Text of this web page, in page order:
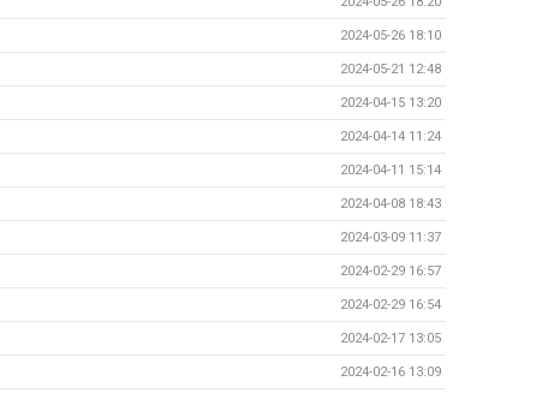
2024-05-26 18:10
2024-05-21 12:48
2024-04-15 13:20
2024-04-14 11:24
2024-04-11 15:14
2024-04-08 18:43
2024-03-09 11:37
2024-02-29 16:57
2024-02-29 16:54
2024-02-17 13:05
2024-02-16 13:09